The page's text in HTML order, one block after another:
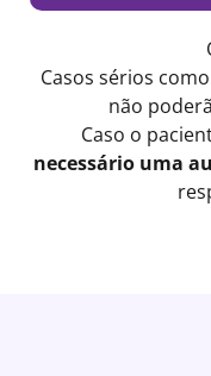
Casos sérios
não
Caso o
necessário uma